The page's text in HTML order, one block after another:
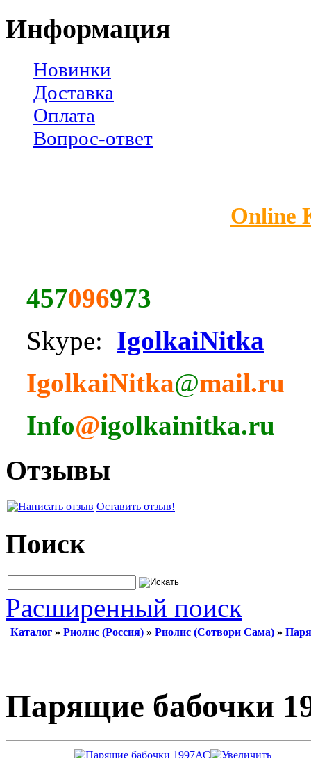
Информация
Новинки
Доставка
Оплата
Вопрос-ответ
Online
457096973
Skype: IgolkaiNitka
IgolkaiNitka@mail.ru
Info@igolkainitka.ru
Отзывы
Оставить отзыв!
Поиск
Расширенный поиск
Каталог » Риолис (Россия) » Риолис (Сотвори Сама) »
Парящие бабочки